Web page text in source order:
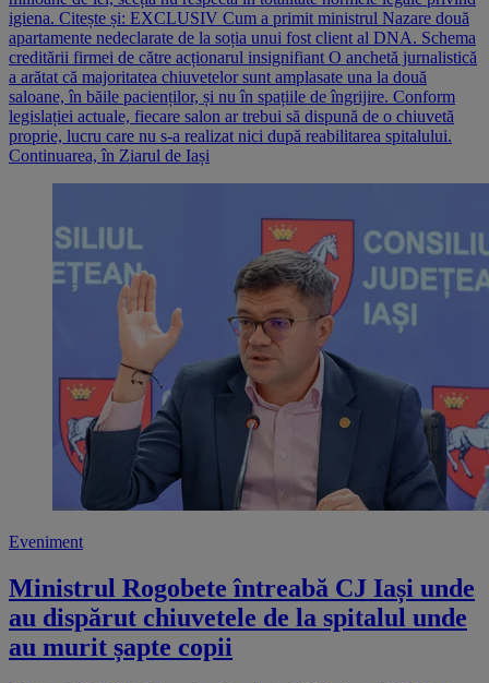
igiena. Citește și: EXCLUSIV Cum a primit ministrul Nazare două
apartamente nedeclarate de la soția unui fost client al DNA. Schema
creditării firmei de către acționarul insignifiant O anchetă jurnalistică
a arătat că majoritatea chiuvetelor sunt amplasate una la două
saloane, în băile pacienților, și nu în spațiile de îngrijire. Conform
legislației actuale, fiecare salon ar trebui să dispună de o chiuvetă
proprie, lucru care nu s-a realizat nici după reabilitarea spitalului.
Continuarea, în Ziarul de Iași
Eveniment
Ministrul Rogobete întreabă CJ Iași unde
au dispărut chiuvetele de la spitalul unde
au murit șapte copii